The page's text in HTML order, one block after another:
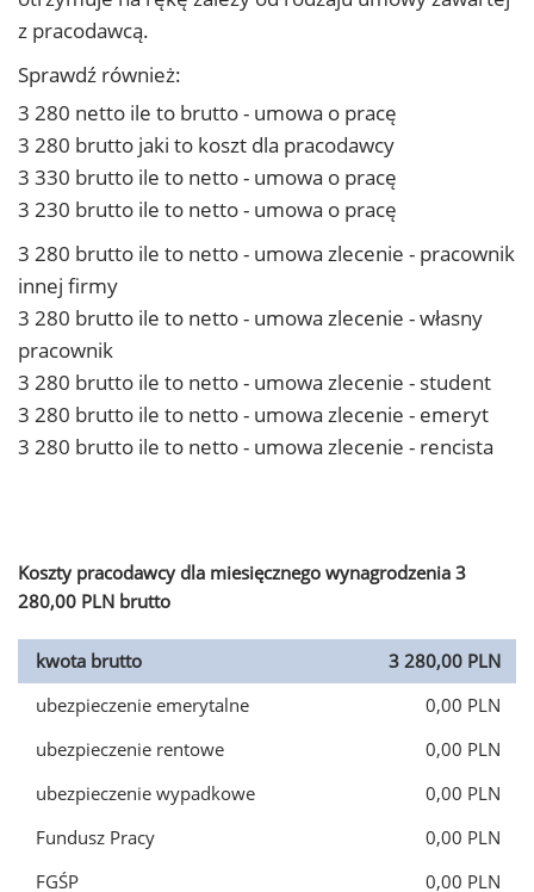
z pracodawcą.
Sprawdź również:
3 280 netto ile to brutto - umowa o pracę
3 280 brutto jaki to koszt dla pracodawcy
3 330 brutto ile to netto - umowa o pracę
3 230 brutto ile to netto - umowa o pracę
3 280 brutto ile to netto - umowa zlecenie - pracownik
innej firmy
3 280 brutto ile to netto - umowa zlecenie - własny
pracownik
3 280 brutto ile to netto - umowa zlecenie - student
3 280 brutto ile to netto - umowa zlecenie - emeryt
3 280 brutto ile to netto - umowa zlecenie - rencista
Koszty pracodawcy dla miesięcznego wynagrodzenia 3
280,00 PLN brutto
kwota brutto
3 280,00 PLN
ubezpieczenie emerytalne
0,00 PLN
ubezpieczenie rentowe
0,00 PLN
ubezpieczenie wypadkowe
0,00 PLN
Fundusz Pracy
0,00 PLN
FGŚP
0,00 PLN